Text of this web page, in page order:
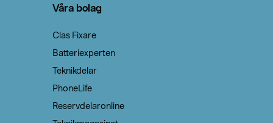
Våra bolag
Clas Fixare
Batteriexperten
Teknikdelar
PhoneLife
Reservdelaronline